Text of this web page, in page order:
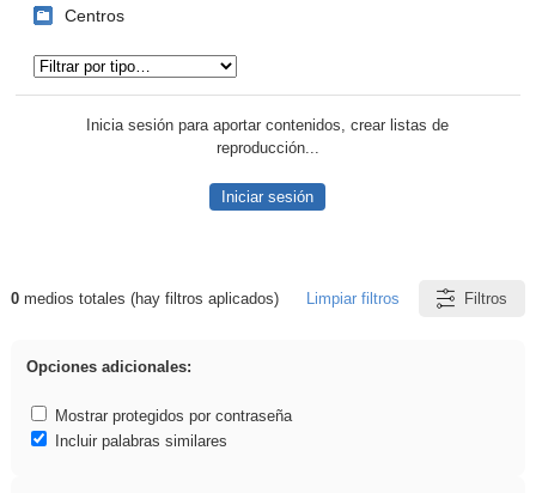
Centros
Inicia sesión para aportar contenidos, crear listas de
reproducción...
Iniciar sesión
Resultados de: Hisparob
0medios totales (hay filtros aplicados) Limpiar filtros Filtros
Opciones adicionales:
Mostrar protegidos por contraseña
Incluir palabras similares